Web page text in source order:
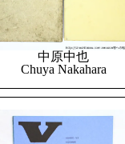
中原中也
Chuya Nakahara